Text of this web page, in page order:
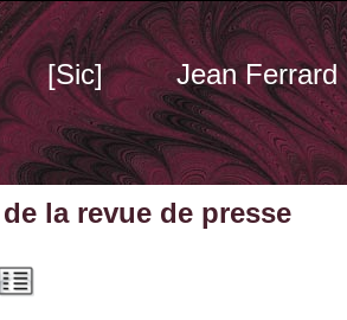
[Sic] Jean Ferrard
de la revue de presse